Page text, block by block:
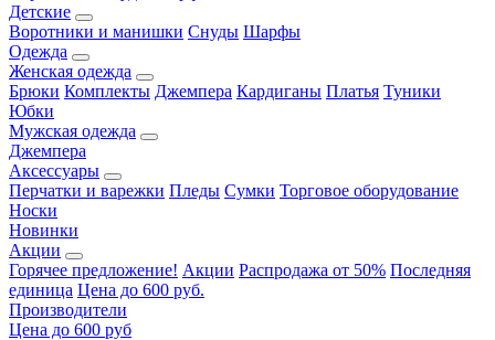
Детские
Воротники и манишки Снуды Шарфы
Одежда
Женская одежда
Брюки Комплекты Джемпера Кардиганы Платья Туники
Юбки
Мужская одежда
Джемпера
Аксессуары
Перчатки и варежки Пледы Сумки Торговое оборудование
Носки
Новинки
Акции
Горячее предложение! Акции Распродажа от 50% Последняя
единица Цена до 600 руб.
Производители
Цена до 600 руб